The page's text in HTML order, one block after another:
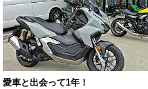
愛車と出会って1年！